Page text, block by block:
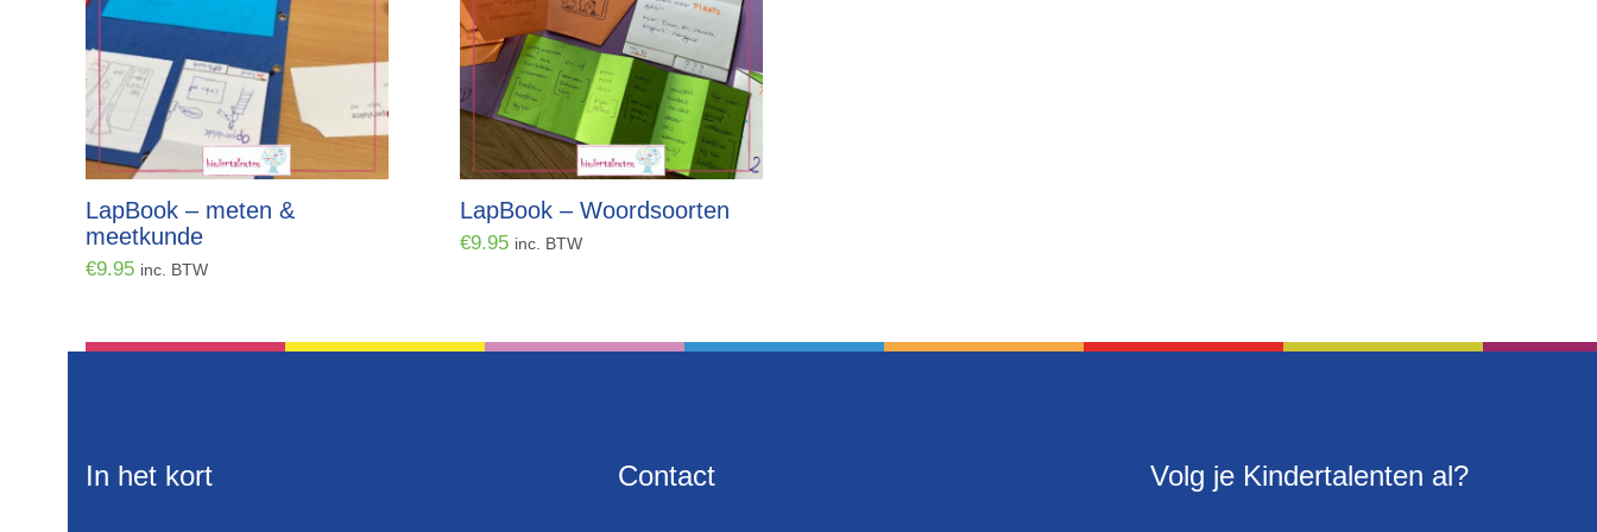
LapBook – meten &
meetkunde
€9.95 inc. BTW
LapBook – Woordsoorten
€9.95 inc. BTW
In het kort Contact Volg je Kindertalenten al?